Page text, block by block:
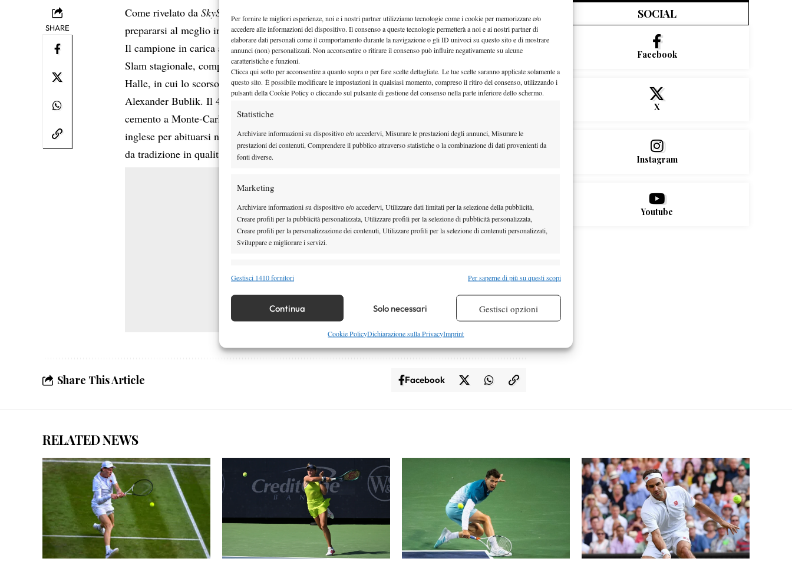
Per fornire le migliori esperienze, noi e i nostri partner utilizziamo tecnologie come i cookie per memorizzare e/o
accedere alle informazioni del dispositivo. Il consenso a queste tecnologie permetterà a noi e ai nostri partner di
elaborare dati personali come il comportamento durante la navigazione o gli ID univoci su questo sito e di mostrare
annunci (non) personalizzati. Non acconsentire o ritirare il consenso può influire negativamente su alcune
caratteristiche e funzioni.
Clicca qui sotto per acconsentire a quanto sopra o per fare scelte dettagliate. Le tue scelte saranno applicate solamente a
questo sito. È possibile modificare le impostazioni in qualsiasi momento, compreso il ritiro del consenso, utilizzando i
pulsanti della Cookie Policy o cliccando sul pulsante di gestione del consenso nella parte inferiore dello schermo.
Statistiche
Archiviare informazioni su dispositivo e/o accedervi, Misurare le prestazioni degli annunci, Misurare le
prestazioni dei contenuti, Comprendere il pubblico attraverso statistiche o la combinazione di dati provenienti da
fonti diverse.
Marketing
Archiviare informazioni su dispositivo e/o accedervi, Utilizzare dati limitati per la selezione della pubblicità,
Creare profili per la pubblicità personalizzata, Utilizzare profili per la selezione di pubblicità personalizzata,
Creare profili per la personalizzazione dei contenuti, Utilizzare profili per la selezione di contenuti personalizzati,
Sviluppare e migliorare i servizi.
Funzionalità
Identificare i dispositivi in base alle informazioni trasmesse automaticamente.
Garantire la sicurezza, prevenire e rilevare frodi, correggere errori,
Erogare e presentare pubblicità e contenuto, Salvare e comunicare le
Sempre attivo
Gestisci 1410 fornitori Per saperne di più su questi scopi
Continua Solo necessari Gestisci opzioni
Cookie PolicyDichiarazione sulla PrivacyImprint
SHARE
Come rivelato daSkySport ,Jannik Sinner arriverà a Londra giovedì 18 giugno per
prepararsi al meglio in vista diWimbledon 2026, al via dal 29 giugno al 12 luglio.
Il campione in carica avrà, dunque,10 giorniper allenarsi prima dell’inizio del terzo
Slam stagionale, complice anche la decisione di non prendere parte all’ATP 500 di
Halle, in cui lo scorso anno perse all’esordio (secondo turno) contro il kazako
Alexander Bublik. Il 4 volte campione Slam, che in questi giorni si è allenato sul
cemento a Monte-Carlo con il danese Holger Rune, scenderà in campo sull’erba
inglese per abituarsi nuovamente alla superficie, pronto ad aprire il programma come
da tradizione in qualità di vincitore della passata edizione.
Share This Article Facebook
SOCIAL
Facebook
X
Instagram
Youtube
RELATED NEWS